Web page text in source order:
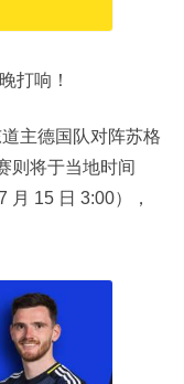
打响！
主德国队对阵苏格
则将于当地时间
月 15 日 3:00），